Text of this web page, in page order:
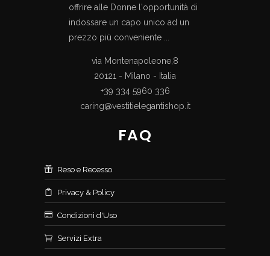
offrire alle Donne l'opportunità di
indossare un capo unico ad un
prezzo più conveniente ...
via Montenapoleone,8
20121 - Milano - Italia
+39 334 5960 336
caring@vestitielegantishop.it
FAQ
Reso e Recesso
Privacy & Policy
Condizioni d'Uso
Servizi Extra